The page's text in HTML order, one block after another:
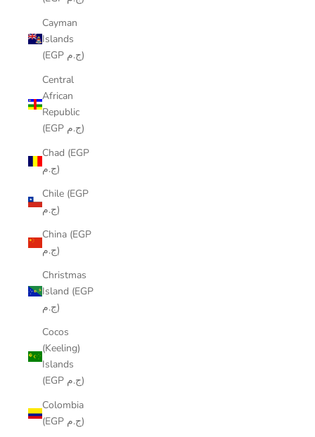
Cayman
Islands
(EGP ج.م)
Central
African
Republic
(EGP ج.م)
Chad (EGP
ج.م)
Chile (EGP
ج.م)
China (EGP
ج.م)
Christmas
Island (EGP
ج.م)
Cocos
(Keeling)
Islands
(EGP ج.م)
Colombia
(EGP ج.م)